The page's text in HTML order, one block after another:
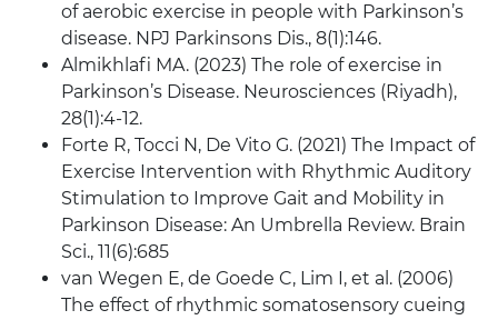
of aerobic exercise in people with Parkinson’s
disease. NPJ Parkinsons Dis., 8(1):146.
Almikhlafi MA. (2023) The role of exercise in
Parkinson’s Disease. Neurosciences (Riyadh),
28(1):4-12.
Forte R, Tocci N, De Vito G. (2021) The Impact of
Exercise Intervention with Rhythmic Auditory
Stimulation to Improve Gait and Mobility in
Parkinson Disease: An Umbrella Review. Brain
Sci., 11(6):685
van Wegen E, de Goede C, Lim I, et al. (2006)
The effect of rhythmic somatosensory cueing